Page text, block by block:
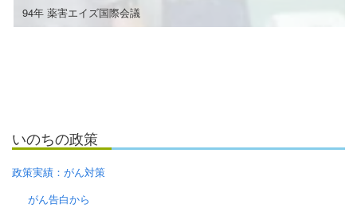
94年 薬害エイズ国際会議
いのちの政策
政策実績：がん対策
がん告白から